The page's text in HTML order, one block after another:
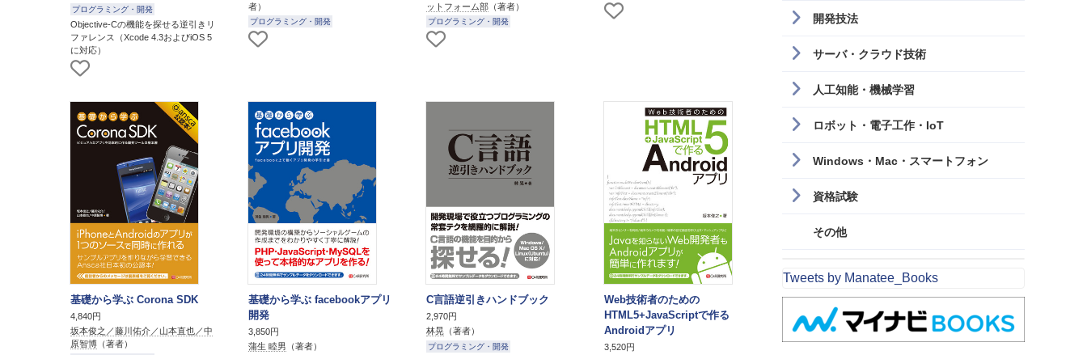
プログラミング・開発
Objective-Cの機能を探せる逆引きリ
ファレンス（Xcode 4.3およびiOS 5
に対応）
者）
プログラミング・開発
ットフォーム部 （著者）
プログラミング・開発
基礎から学ぶ Corona SDK
4,840円
坂本俊之／藤川佑介／山本直也／中
原智博 （著者）
基礎から学ぶ facebookアプリ
開発
3,850円
蒲生 睦男 （著者）
C言語逆引きハンドブック
2,970円
林晃 （著者）
プログラミング・開発
Web技術者のための
HTML5+JavaScriptで作る
Androidアプリ
3,520円
開発技法
サーバ・クラウド技術
人工知能・機械学習
ロボット・電子工作・IoT
Windows・Mac・スマートフォン
資格試験
その他
Tweets by Manatee_Books